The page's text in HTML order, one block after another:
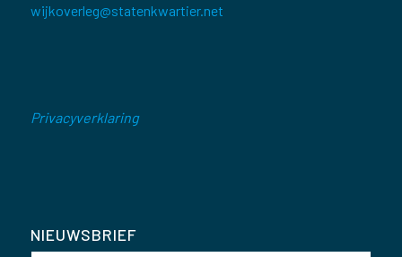
wijkoverleg@statenkwartier.net
Privacyverklaring
NIEUWSBRIEF